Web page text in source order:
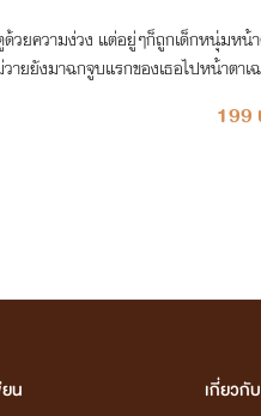
ด้วยความง่วง แต่อยู่ๆก็ถูกเด็กหนุ่มหน้
ายยังมาฉกจูบแรกของเธอไปหน้าตาเ
199
น
เกี่ยวกั